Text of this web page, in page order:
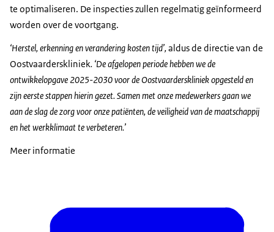
te optimaliseren. De inspecties zullen regelmatig geïnformeerd
worden over de voortgang.
‘Herstel, erkenning en verandering kosten tijd’,aldus de directie van de
Oostvaarderskliniek. ‘De afgelopen periode hebben we de
ontwikkelopgave 2025-2030 voor de Oostvaarderskliniek opgesteld en
zijn eerste stappen hierin gezet. Samen met onze medewerkers gaan we
aan de slag de zorg voor onze patiënten, de veiligheid van de maatschappij
en het werkklimaat te verbeteren.’
Meer informatie